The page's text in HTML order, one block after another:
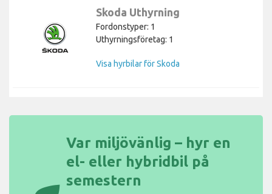
Skoda Uthyrning
Fordonstyper: 1
Uthyrningsföretag: 1
Visa hyrbilar för Skoda
Var miljövänlig – hyr en
el- eller hybridbil på
semestern